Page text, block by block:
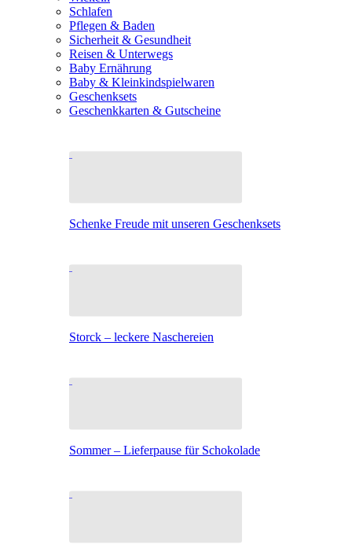
Schlafen
Pflegen & Baden
Sicherheit & Gesundheit
Reisen & Unterwegs
Baby Ernährung
Baby & Kleinkindspielwaren
Geschenksets
Geschenkkarten & Gutscheine
Schenke Freude mit unseren Geschenksets
Storck – leckere Naschereien
Sommer – Lieferpause für Schokolade